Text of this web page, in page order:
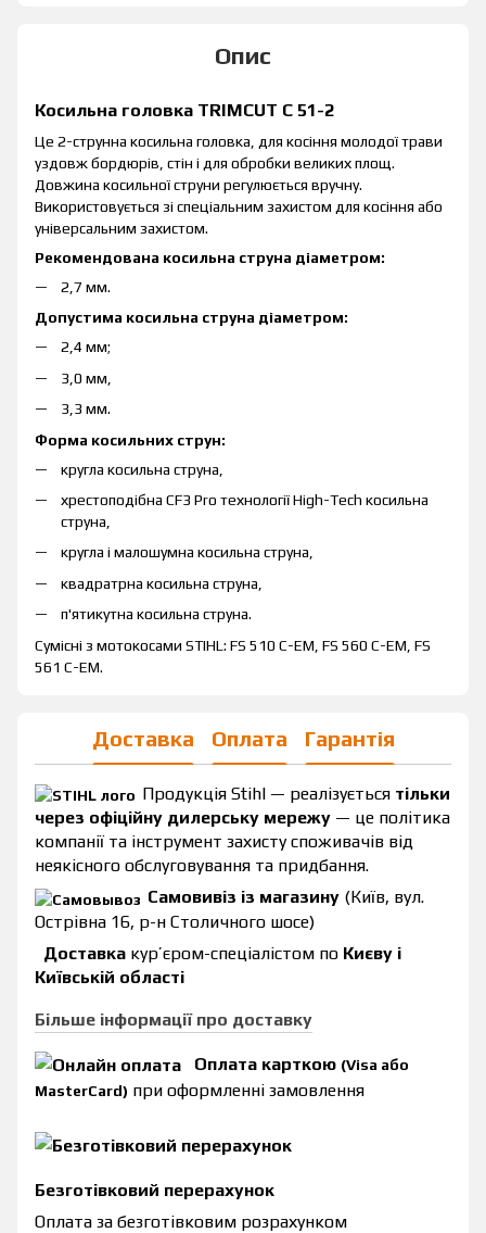
Опис
Косильна головка TRIMCUT C 51-2
Це 2-струнна косильна головка, для косіння молодої трави
уздовж бордюрів, стін і для обробки великих площ.
Довжина косильної струни регулюється вручну.
Використовується зі спеціальним захистом для косіння або
універсальним захистом.
Рекомендована косильна струна діаметром:
2,7 мм.
Допустима косильна струна діаметром:
2,4 мм;
3,0 мм,
3,3 мм.
Форма косильних струн:
кругла косильна струна,
хрестоподібна CF3 Pro технології High-Tech косильна
струна,
кругла і малошумна косильна струна,
квадратрна косильна струна,
п'ятикутна косильна струна.
Сумісні з мотокосами STIHL: FS 510 C-EM, FS 560 C-EM, FS
561 C-EM.
Доставка Оплата Гарантія
Продукція Stihl — реалізується тільки
через офіційну дилерську мережу — це політика
компанії та інструмент захисту споживачів від
неякісного обслуговування та придбання.
Самовивіз із магазину (Київ, вул.
Острівна 16, р-н Столичного шосе)
Доставка кур’єром-спеціалістом по Києву і
Київській області
Більше інформації про доставку
Оплата карткою (Visa або
MasterCard) при оформленні замовлення
Безготівковий перерахунок
Оплата за безготівковим розрахунком